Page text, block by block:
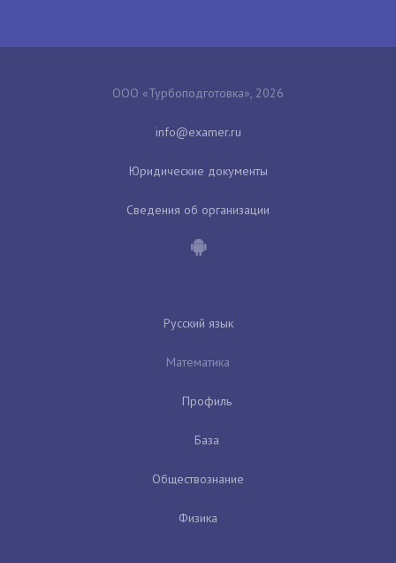
ООО «Турбоподготовка», 2026
Юридические документы
Сведения об организации
Русский язык
Математика
Профиль
База
Обществознание
Физика